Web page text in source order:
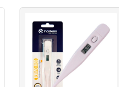
Campo Operatório
Cateter Intravenoso Comum
Cateter com Dispositivo Seg.
Cateter Lúmen
Agulha de
Agulha para
Agulha
Agulha para
Agulha